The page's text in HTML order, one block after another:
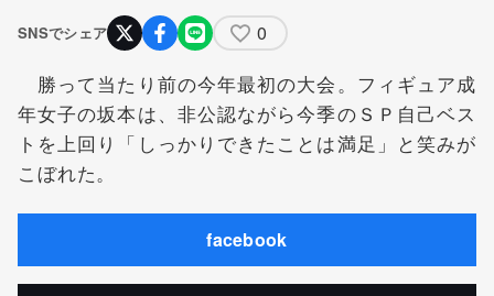
SNSでシェア 0
勝って当たり前の今年最初の大会。フィギュア成
年女子の坂本は、非公認ながら今季のＳＰ自己ベス
トを上回り「しっかりできたことは満足」と笑みが
こぼれた。
facebook